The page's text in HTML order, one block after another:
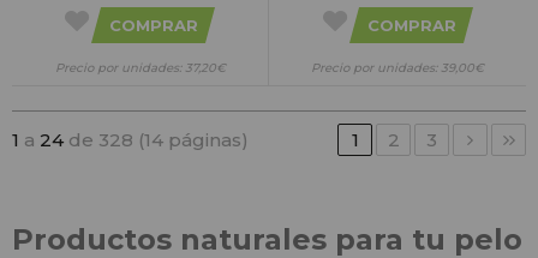
COMPRAR
Precio por unidades: 37,20€
COMPRAR
Precio por unidades: 39,00€
1 a 24 de 328 (14 páginas) 1 2 3
Productos naturales para tu pelo